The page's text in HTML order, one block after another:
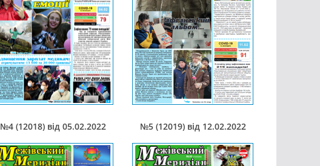
№4 (12018) від 05.02.2022 №5 (12019) від 12.02.2022